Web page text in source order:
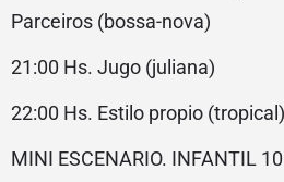
Parceiros (bossa-nova)
21:00 Hs. Jugo (juliana)
22:00 Hs. Estilo propio (tropical)
MINI ESCENARIO. INFANTIL